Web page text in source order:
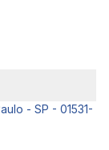
- SP - 01531-